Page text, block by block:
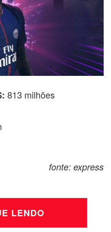
813 milhões
fonte: express
LENDO